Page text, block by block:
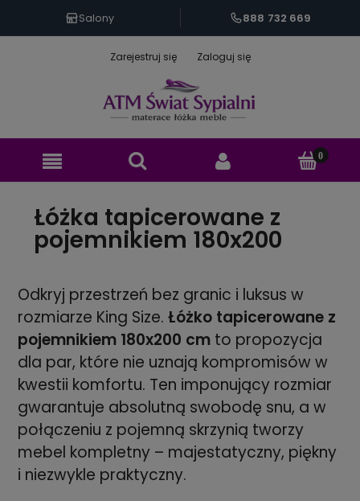
Salony 888 732 669
Zarejestruj się Zaloguj się
Łóżka tapicerowane z
pojemnikiem 180x200
Odkryj przestrzeń bez granic i luksus w
rozmiarze King Size. Łóżko tapicerowane z
pojemnikiem 180x200 cm to propozycja
dla par, które nie uznają kompromisów w
kwestii komfortu. Ten imponujący rozmiar
gwarantuje absolutną swobodę snu, a w
połączeniu z pojemną skrzynią tworzy
mebel kompletny – majestatyczny, piękny
i niezwykle praktyczny.